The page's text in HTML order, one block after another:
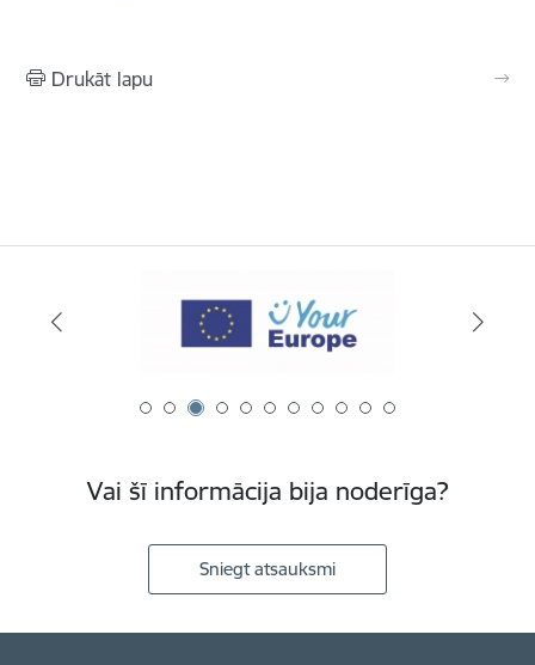
Drukāt lapu
Vai šī informācija bija noderīga?
Sniegt atsauksmi